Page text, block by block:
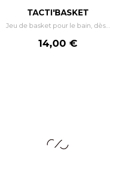
TACTI'BASKET
Jeu de basket pour le bain, dès...
Prix
14,00 €